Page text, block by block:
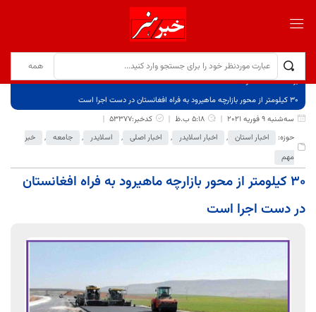
برگ نخست
نوشته‌ها
۳۰ کیلومتر از محور بازارچه ماهیرود به فراه افغانستان در دست اجرا است
سه‌شنبه 9 فوریه 2021
5:18 ب.ظ
کدخبر:53377
حوزه:
اخبار استان , اخبار اسلایدر , اخبار اصلی , اسلایدر , جامعه ,
خبر
مهم
۳۰ کیلومتر از محور بازارچه ماهیرود به فراه افغانستان
در دست اجرا است